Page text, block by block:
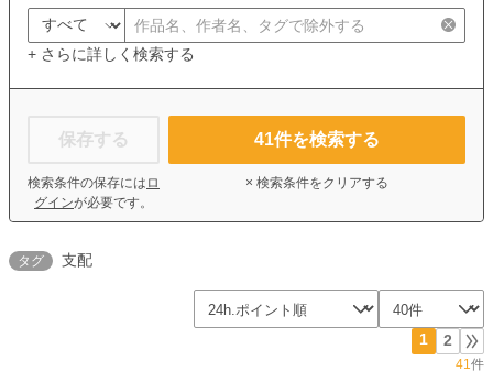
+ さらに詳しく検索する
保存する
検索条件の保存には ロ
グインが必要です。
41件を検索する
× 検索条件をクリアする
タグ 支配
1 2
41件